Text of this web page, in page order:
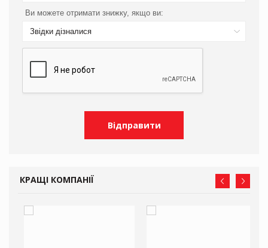
Ви можете отримати знижку, якщо ви:
Звідки дізналися
КРАЩІ КОМПАНІЇ